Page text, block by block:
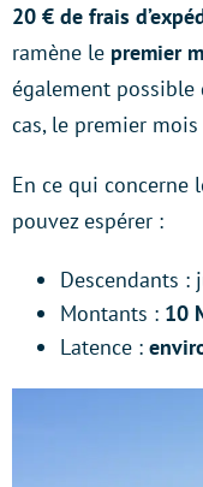
20 € de frais
ramène le premier
également possible
cas, le premier mois
En ce qui concerne
pouvez espérer :
Descendants :
Montants : 10
Latence :